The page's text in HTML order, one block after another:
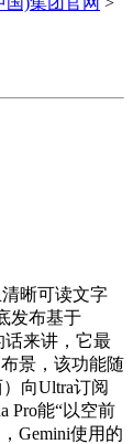
晰可读文字
发布基于
话来讲，它最
景，该功能随
向Ultra订阅
Pro能“以空前
Gemini使用的